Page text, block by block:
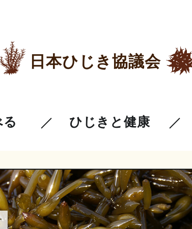
日本ひじき協議会
ひじきと健康